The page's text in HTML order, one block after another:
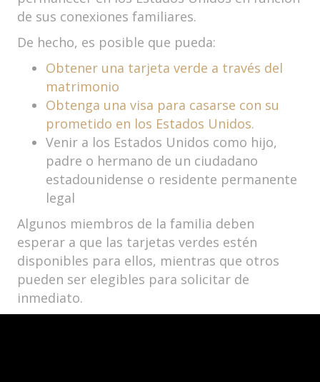
de sus conexiones familiares.
De hecho, es posible que pueda:
Obtener una tarjeta verde a través del
matrimonio
Obtenga una visa para casarse con su
prometido en los Estados Unidos.
Venir a los Estados Unidos como hijo,
padre o hermano de un ciudadano
estadounidense o residente permanente
legal
Algunos miembros de la familia deben
esperar a que las tarjetas verdes estén
disponibles para ellos, mientras que otros
pueden ser elegibles para solicitar de
inmediato.